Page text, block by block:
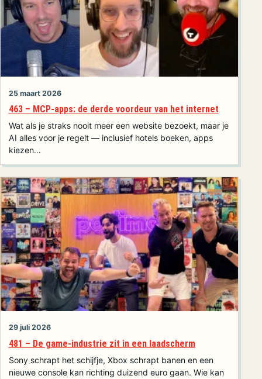
25 maart 2026
463 – MCP-apps: de derde voordeur van het internet
Wat als je straks nooit meer een website bezoekt, maar je
AI alles voor je regelt — inclusief hotels boeken, apps
kiezen…
29 juli 2026
481 – De game-industrie zit in een laadscherm
Sony schrapt het schijfje, Xbox schrapt banen en een
nieuwe console kan richting duizend euro gaan. Wie kan